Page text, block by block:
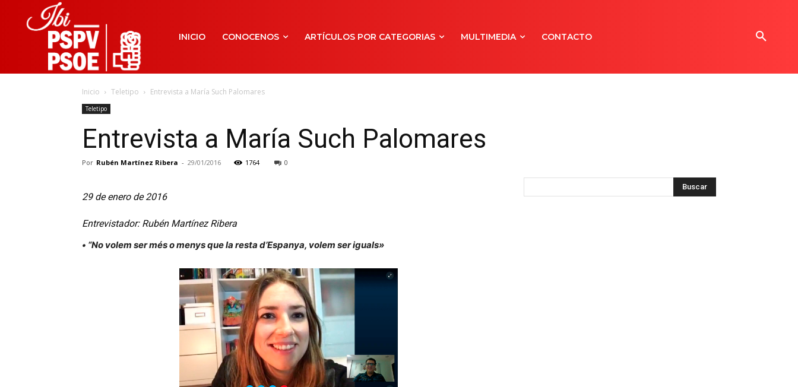
INICIO CONOCENOS ARTÍCULOS POR CATEGORIAS MULTIMEDIA CONTACTO
Inicio Teletipo Entrevista a María Such Palomares
Teletipo
Entrevista a María Such Palomares
Por Rubén Martínez Ribera - 29/01/2016 1764 0
29 de enero de 2016
Entrevistador: Rubén Martínez Ribera
• “No volem ser més o menys que la resta d’Espanya, volem ser iguals»